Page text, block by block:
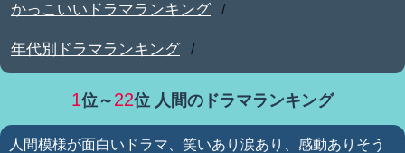
かっこいいドラマランキング /
年代別ドラマランキング /
1位～ 22位 人間のドラマランキング
人間模様が面白いドラマ、笑いあり涙あり、感動ありそう